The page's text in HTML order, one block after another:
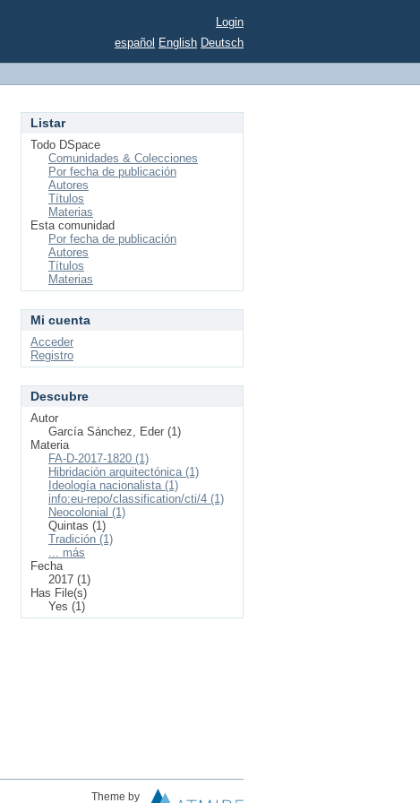
Login
español English Deutsch
Listar
Todo DSpace
Comunidades & Colecciones
Por fecha de publicación
Autores
Títulos
Materias
Esta comunidad
Por fecha de publicación
Autores
Títulos
Materias
Mi cuenta
Acceder
Registro
Descubre
Autor
García Sánchez, Eder (1)
Materia
FA-D-2017-1820 (1)
Hibridación arquitectónica (1)
Ideología nacionalista (1)
info:eu-repo/classification/cti/4 (1)
Neocolonial (1)
Quintas (1)
Tradición (1)
... más
Fecha
2017 (1)
Has File(s)
Yes (1)
Theme by